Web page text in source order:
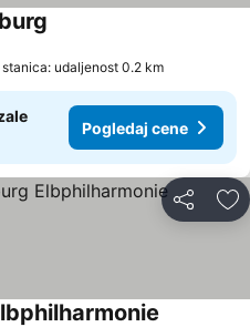
udaljenost 0.2 km
Pogledaj cene
Deli